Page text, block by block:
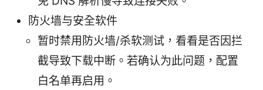
防火墙与安全软件
暂时禁用防火墙/杀软测试，看看是否因拦
截导致下载中断。若确认为此问题，配置
白名单再启用。